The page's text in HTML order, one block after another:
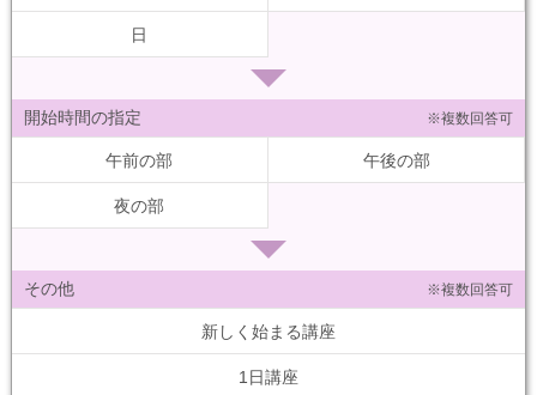
日
開始時間の指定 ※複数回答可
午前の部 午後の部
夜の部
その他 ※複数回答可
新しく始まる講座
1日講座